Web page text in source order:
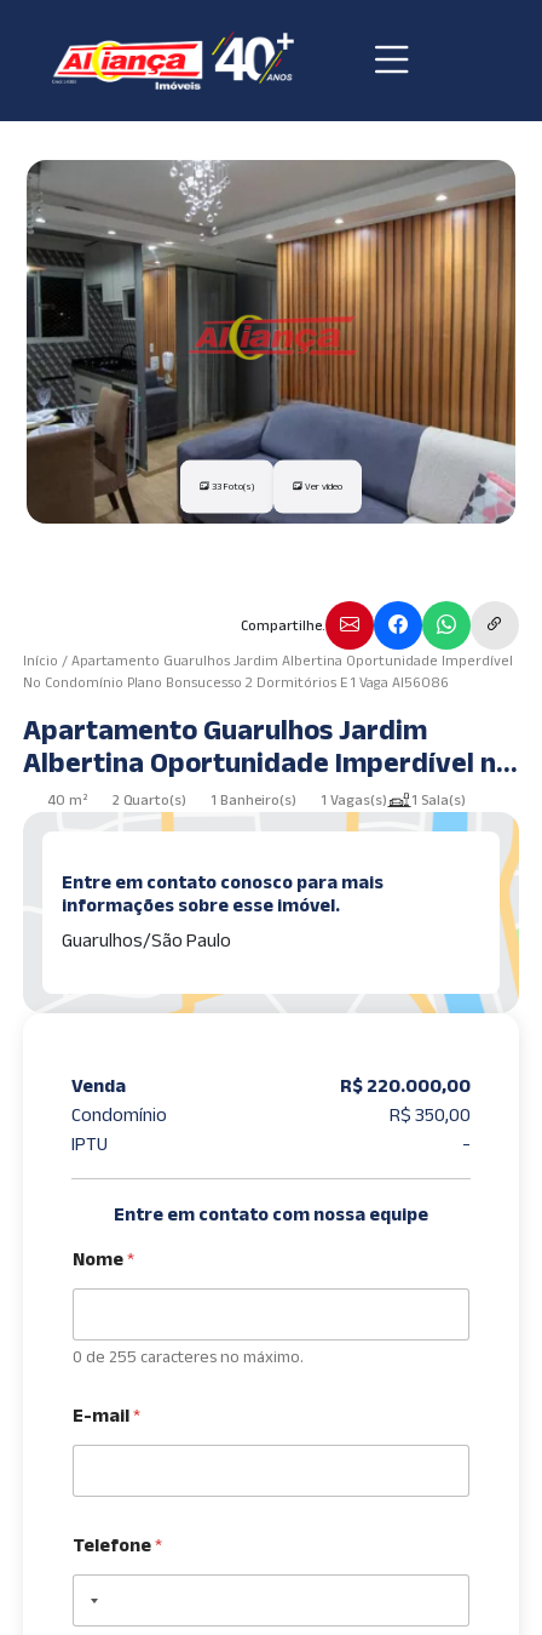
33 Foto(s) Ver vídeo
Compartilhe.
Início /Apartamento Guarulhos Jardim Albertina Oportunidade Imperdível
No Condomínio Plano Bonsucesso 2 Dormitórios E 1 Vaga AI56086
Apartamento Guarulhos Jardim
Albertina Oportunidade Imperdível no
Condomínio Plano Bonsucesso 2
dormitórios e 1 vaga AI56086
40 m² 2 Quarto(s) 1 Banheiro(s) 1 Vagas(s) 1 Sala(s)
Entre em contato conosco para mais
informações sobre esse imóvel.
Guarulhos/São Paulo
Venda
R$ 220.000,00
Condomínio
R$ 350,00
IPTU
-
Entre em contato com nossa equipe
Nome*
0 de 255 caracteres no máximo.
E-mail*
Telefone*